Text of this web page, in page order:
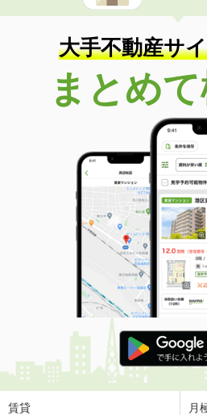
大手不動産サ
まとめて
賃貸 月